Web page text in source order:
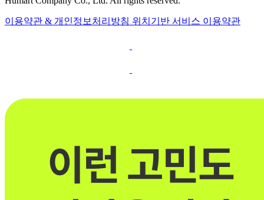
이용약관 & 개인정보처리방침 위치기반 서비스 이용약관